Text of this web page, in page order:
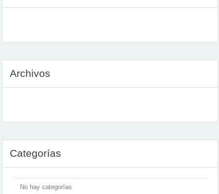
Archivos
Categorías
No hay categorías